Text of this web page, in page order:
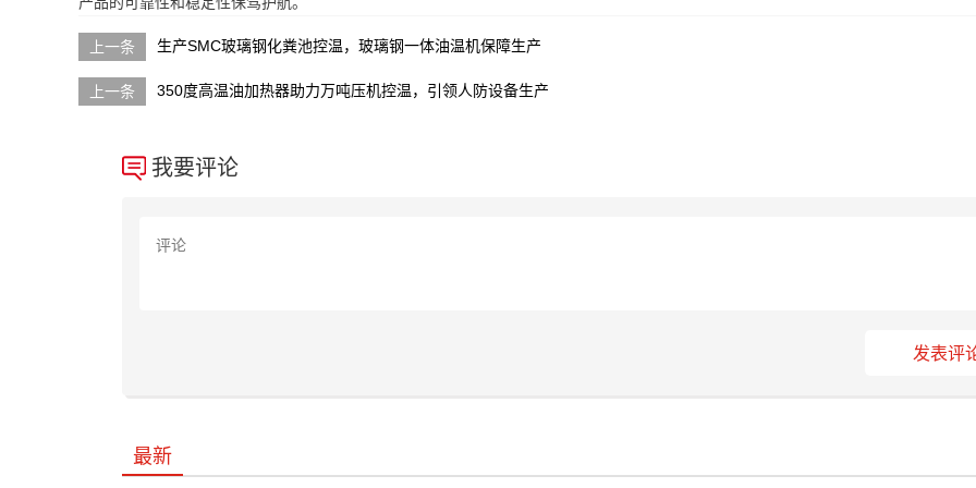
生产SMC玻璃钢化粪池控温，玻璃钢一体油温机保障生产
350度高温油加热器助力万吨压机控温，引领人防设备生产
我要评论
发表评
最新